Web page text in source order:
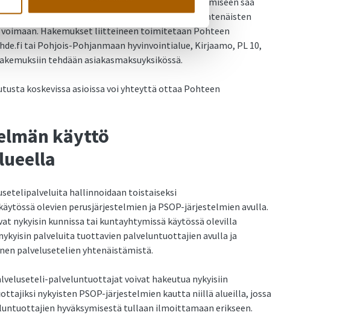
työntekijöiltä ja ne lisätään www-sivuille yhtenäisten
Hakemukset liitteineen toimitetaan Pohteen
tai Pohjois-Pohjanmaan hyvinvointialue, Kirjaamo, PL 10,
tehdään asiakasmaksuyksikössä.
koskevissa asioissa voi yhteyttä ottaa Pohteen
käyttö
hallinnoidaan toistaiseksi
olevien perusjärjestelmien ja PSOP-järjestelmien avulla.
nykyisin kunnissa tai kuntayhtymissä käytössä olevilla
palveluita tuottavien palveluntuottajien avulla ja
palvelusetelien yhtenäistämistä.
palveluntuottajat voivat hakeutua nykyisiin
nykyisten PSOP-järjestelmien kautta niillä alueilla, jossa
hyväksymisestä tullaan ilmoittamaan erikseen.